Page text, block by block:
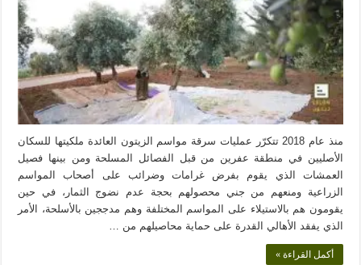
منذ عام 2018 تتكرّر عمليات سرقة مواسم الزيتون العائدة ملكيتها للسكان
الأصليين في منطقة عفرين من قبل الفصائل المسلحة ومن بينها فصيل
العمشات الذي يقوم بفرض غرامات وضرائب على أصحاب المواسم
الزراعية ومنعهم من جني محصولهم بحجة عدم نضوج الثمار، في حين
يقومون هم بالاستيلاء على المواسم المختلفة وهم مدججين بالأسلحة، الأمر
الذي يفقد الأهالي القدرة على حماية محاصيلهم من …
أكمل القراءة »